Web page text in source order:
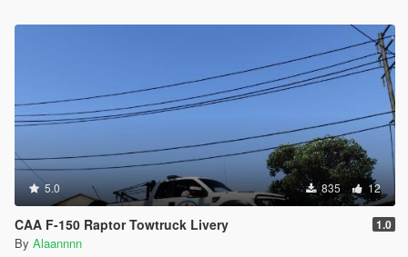
5.0 835 12
CAA F-150 Raptor Towtruck Livery 1.0
By Alaannnn